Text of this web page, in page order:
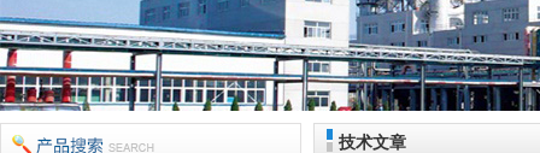
技术文章